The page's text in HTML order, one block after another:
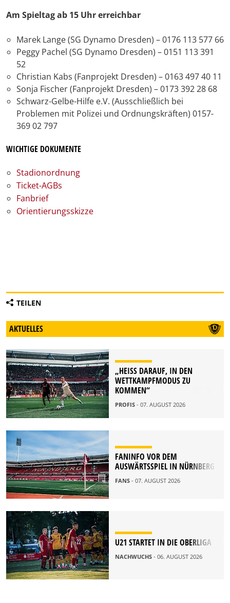
Am Spieltag ab 15 Uhr erreichbar
Marek Lange (SG Dynamo Dresden) – 0176 113 577 66
Peggy Pachel (SG Dynamo Dresden) – 0151 113 391
52
Christian Kabs (Fanprojekt Dresden) – 0163 497 40 11
Sonja Fischer (Fanprojekt Dresden) – 0173 392 28 68
Schwarz-Gelbe-Hilfe e.V. (Ausschließlich bei
Problemen mit Polizei und Ordnungskräften) 0157-
369 02 797
WICHTIGE DOKUMENTE
Stadionordnung
Ticket-AGBs
Fanbrief
Orientierungsskizze
TEILEN
AKTUELLES
„HEISS DARAUF, IN DEN W
ETTKAMPFMODUS ZU K
OMMEN“
PROFIS - 07. AUGUST 2026
FANINFO VOR DEM
AUSWÄRTSSPIEL IN NÜRNBERG
FANS - 07. AUGUST 2026
U21 STARTET IN DIE OBERLIGA
NACHWUCHS - 06. AUGUST 2026